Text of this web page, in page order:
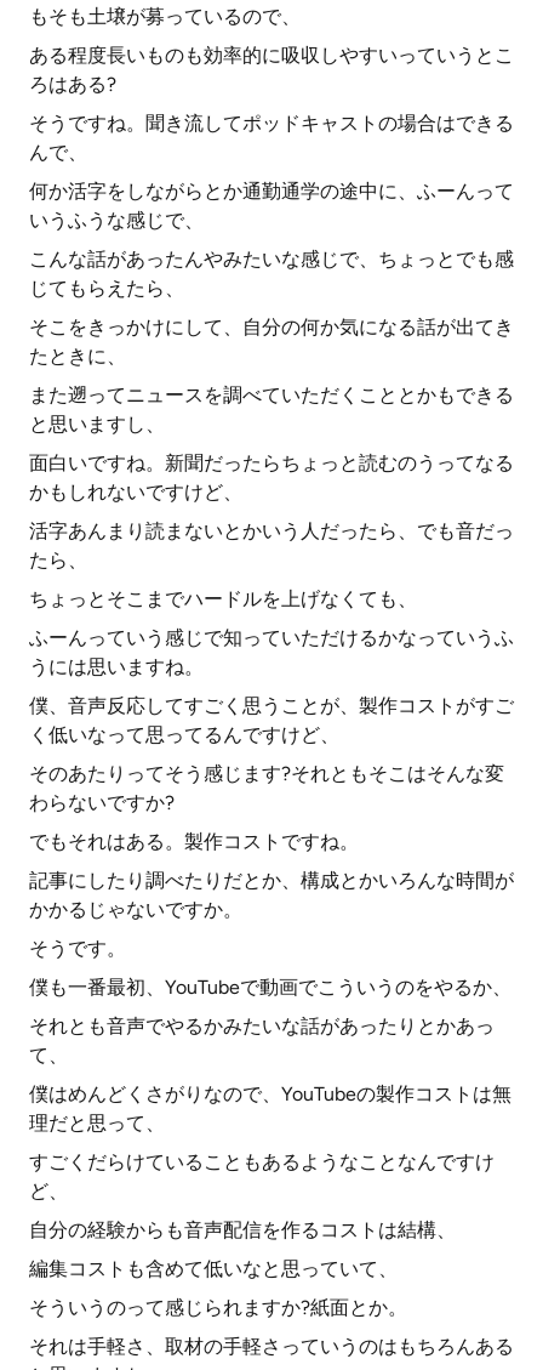
もそも土壌が募っているので、
ある程度長いものも効率的に吸収しやすいっていうとこ
ろはある?
そうですね。聞き流してポッドキャストの場合はできる
んで、
何か活字をしながらとか通勤通学の途中に、ふーんって
いうふうな感じで、
こんな話があったんやみたいな感じで、ちょっとでも感
じてもらえたら、
そこをきっかけにして、自分の何か気になる話が出てき
たときに、
また遡ってニュースを調べていただくこととかもできる
と思いますし、
面白いですね。新聞だったらちょっと読むのうってなる
かもしれないですけど、
活字あんまり読まないとかいう人だったら、でも音だっ
たら、
ちょっとそこまでハードルを上げなくても、
ふーんっていう感じで知っていただけるかなっていうふ
うには思いますね。
僕、音声反応してすごく思うことが、製作コストがすご
く低いなって思ってるんですけど、
そのあたりってそう感じます?それともそこはそんな変
わらないですか?
でもそれはある。製作コストですね。
記事にしたり調べたりだとか、構成とかいろんな時間が
かかるじゃないですか。
そうです。
僕も一番最初、YouTubeで動画でこういうのをやるか、
それとも音声でやるかみたいな話があったりとかあっ
て、
僕はめんどくさがりなので、YouTubeの製作コストは無
理だと思って、
すごくだらけていることもあるようなことなんですけ
ど、
自分の経験からも音声配信を作るコストは結構、
編集コストも含めて低いなと思っていて、
そういうのって感じられますか?紙面とか。
それは手軽さ、取材の手軽さっていうのはもちろんある